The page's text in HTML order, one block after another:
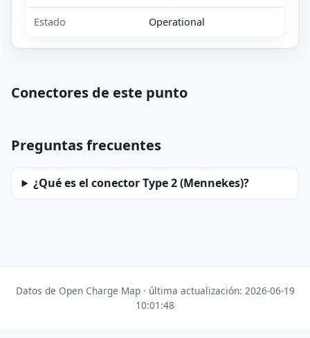
Estado Operational
Conectores de este punto
Preguntas frecuentes
¿Qué es el conector Type 2 (Mennekes)?
Datos de Open Charge Map · última actualización: 2026-06-19
10:01:48